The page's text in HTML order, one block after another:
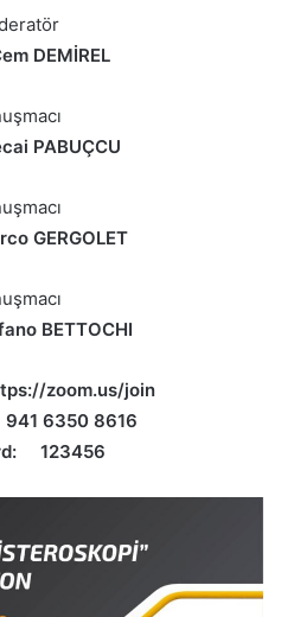
DEMİREL
PABUÇCU
GERGOLET
BETTOCHI
zoom.us/join
6350 8616
123456